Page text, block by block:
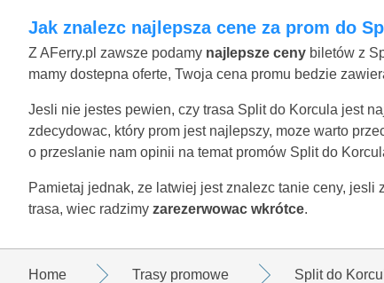
Jak znalezc najlepsza cene za prom do
Z AFerry.pl zawsze podamy najlepsze ceny biletów z
mamy dostepna oferte, Twoja cena promu bedzie
Jesli nie jestes pewien, czy trasa Split do Korcula jest
zdecydowac, który prom jest najlepszy, moze warto
o przeslanie nam opinii na temat promów Split do
Pamietaj jednak, ze latwiej jest znalezc tanie ceny,
trasa, wiec radzimy zarezerwowac wkrótce.
Home Trasy promowe Split do